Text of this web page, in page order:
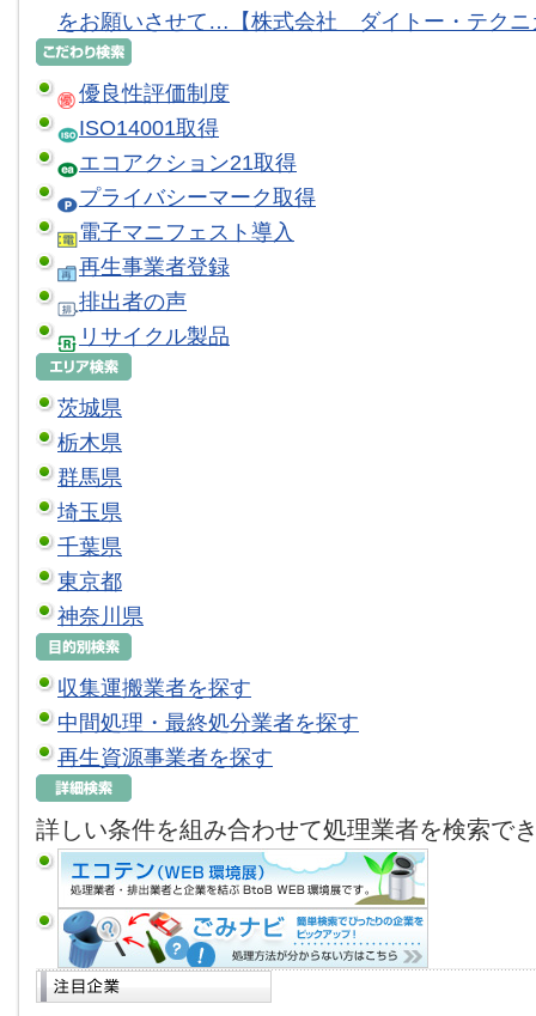
をお願いさせて…【株式会社 ダイトー・テクニ
優良性評価制度
ISO14001取得
エコアクション21取得
プライバシーマーク取得
電子マニフェスト導入
再生事業者登録
排出者の声
リサイクル製品
茨城県
栃木県
群馬県
埼玉県
千葉県
東京都
神奈川県
収集運搬業者を探す
中間処理・最終処分業者を探す
再生資源事業者を探す
詳しい条件を組み合わせて処理業者を検索で